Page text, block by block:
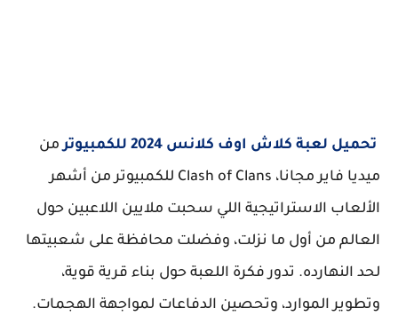
تحميل لعبة كلاش اوف كلانس 2024 للكمبيوتر
من
ميديا فاير مجانا، Clash of Clans للكمبيوتر من أشهر
الألعاب الاستراتيجية اللي سحبت ملايين اللاعبين حول
العالم من أول ما نزلت، وفضلت محافظة على شعبيتها
لحد النهارده. تدور فكرة اللعبة حول بناء قرية قوية،
وتطوير الموارد، وتحصين الدفاعات لمواجهة الهجمات.